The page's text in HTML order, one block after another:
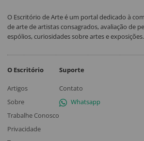
O Escritório de Arte é um portal dedicado à
de arte de artistas consagrados, avaliação de
espólios, curiosidades sobre artes e exposições.
O Escritório
Artigos
Sobre
Trabalhe Conosco
Privacidade
Suporte
Contato
Whatsapp